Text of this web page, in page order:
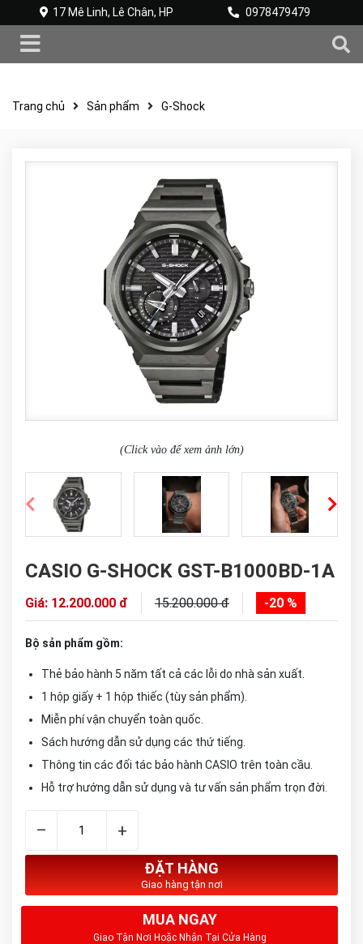
17 Mê Linh, Lê Chân, HP 0978479479
Trang chủ Sản phẩm G-Shock
(Click vào để xem ảnh lớn)
CASIO G-SHOCK GST-B1000BD-1A
Giá: 12.200.000 đ 15.200.000 đ -20 %
Bộ sản phẩm gồm:
Thẻ bảo hành 5 năm tất cả các lỗi do nhà sản xuất.
1 hộp giấy + 1 hộp thiếc (tùy sản phẩm).
Miễn phí vận chuyển toàn quốc.
Sách hướng dẫn sử dụng các thứ tiếng.
Thông tin các đối tác bảo hành CASIO trên toàn cầu.
Hỗ trợ hướng dẫn sử dụng và tư vấn sản phẩm trọn đời.
– +
ĐẶT HÀNG
Giao hàng tận nơi
MUA NGAY
Giao Tận Nơi Hoặc Nhận Tại Cửa Hàng